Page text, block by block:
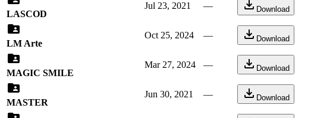
LASCOD
Jul 23, 2021 — Download
LM Arte
Oct 25, 2024 — Download
MAGIC SMILE
Mar 27, 2024 — Download
MASTER
Jun 30, 2021 — Download